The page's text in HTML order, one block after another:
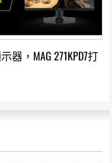
器，MAG 271KPD7打